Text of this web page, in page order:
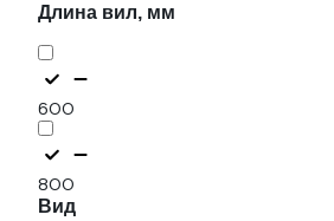
Длина вил, мм
600
800
Вид